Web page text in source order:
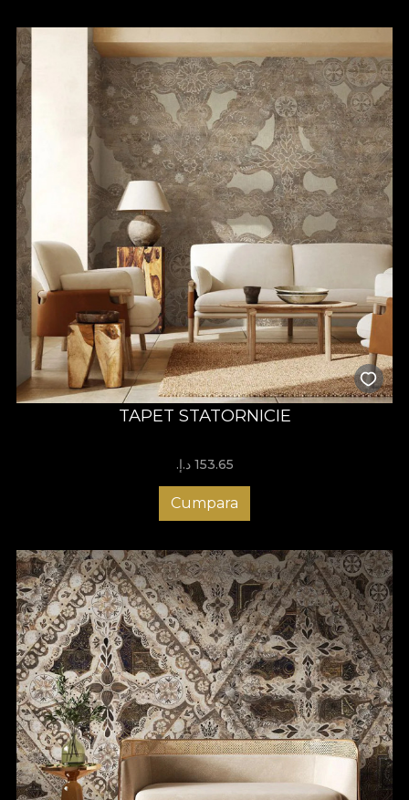
TAPET STATORNICIE
153.65 د.إ.‏
Cumpara